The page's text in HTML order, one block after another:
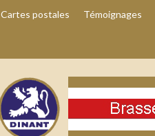
Cartes postales Témoignages